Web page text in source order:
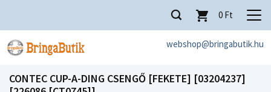
webshop@bringabutik.hu
0 Ft
CONTEC CUP-A-DING CSENGŐ [FEKETE] [03204237]